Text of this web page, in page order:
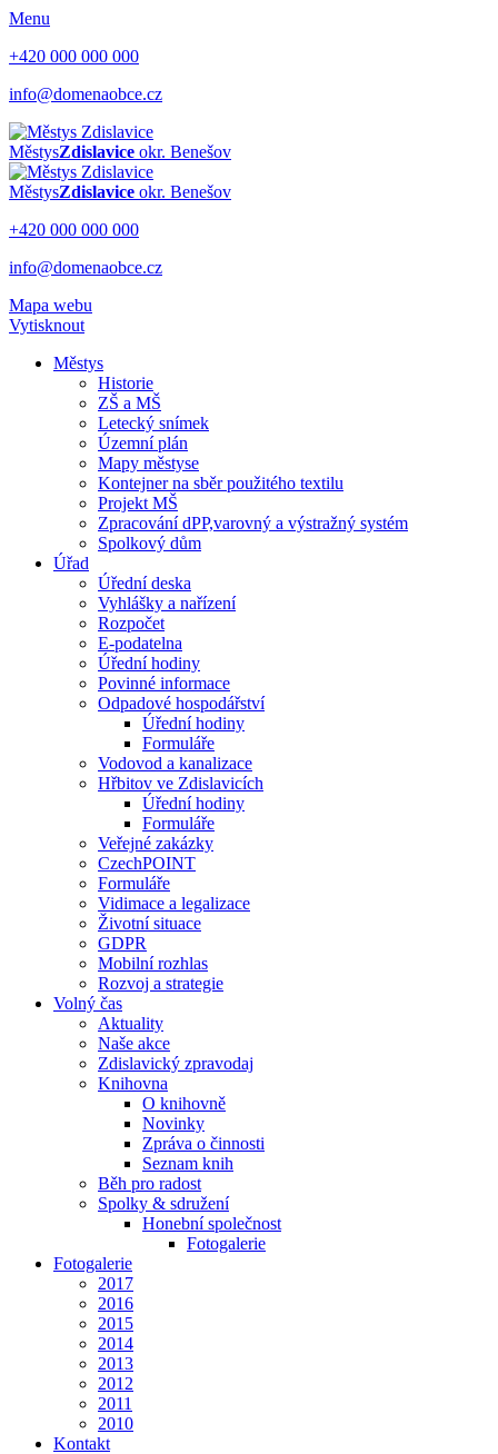
Menu
+420 000 000 000
info@domenaobce.cz
MěstysZdislavice okr. Benešov
MěstysZdislavice okr. Benešov
+420 000 000 000
info@domenaobce.cz
Mapa webu
Vytisknout
Městys
Historie
ZŠ a MŠ
Letecký snímek
Územní plán
Mapy městyse
Kontejner na sběr použitého textilu
Projekt MŠ
Zpracování dPP,varovný a výstražný systém
Spolkový dům
Úřad
Úřední deska
Vyhlášky a nařízení
Rozpočet
E-podatelna
Úřední hodiny
Povinné informace
Odpadové hospodářství
Úřední hodiny
Formuláře
Vodovod a kanalizace
Hřbitov ve Zdislavicích
Úřední hodiny
Formuláře
Veřejné zakázky
CzechPOINT
Formuláře
Vidimace a legalizace
Životní situace
GDPR
Mobilní rozhlas
Rozvoj a strategie
Volný čas
Aktuality
Naše akce
Zdislavický zpravodaj
Knihovna
O knihovně
Novinky
Zpráva o činnosti
Seznam knih
Běh pro radost
Spolky & sdružení
Honební společnost
Fotogalerie
Fotogalerie
2017
2016
2015
2014
2013
2012
2011
2010
Kontakt